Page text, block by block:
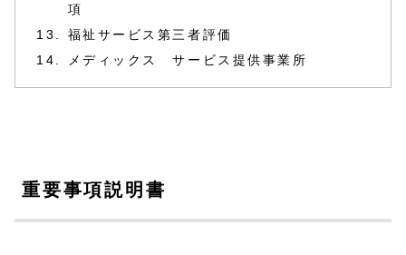
項
福祉サービス第三者評価
メディックス サービス提供事業所
重要事項説明書